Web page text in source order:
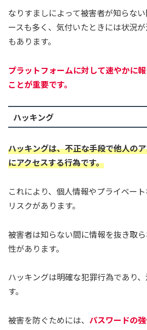
なりすましによって被害者が知らな
ースも多く、気付いたときには状況
もあります。
プラットフォームに対して速やかに
ことが重要です。
ハッキング
ハッキングは、不正な手段で他人の
にアクセスする行為です。
これにより、個人情報やプライベー
リスクがあります。
被害者は知らない間に情報を抜き取
性があります。
ハッキングは明確な犯罪行為であり
す。
被害を防ぐためには、 パスワードの